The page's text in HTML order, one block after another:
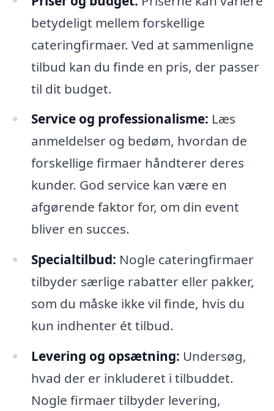
betydeligt mellem forskellige
cateringfirmaer. Ved at sammenligne
tilbud kan du finde en pris, der passer
til dit budget.
Service og professionalisme: Læs
anmeldelser og bedøm, hvordan de
forskellige firmaer håndterer deres
kunder. God service kan være en
afgørende faktor for, om din event
bliver en succes.
Specialtilbud: Nogle cateringfirmaer
tilbyder særlige rabatter eller pakker,
som du måske ikke vil finde, hvis du
kun indhenter ét tilbud.
Levering og opsætning: Undersøg,
hvad der er inkluderet i tilbuddet.
Nogle firmaer tilbyder levering,